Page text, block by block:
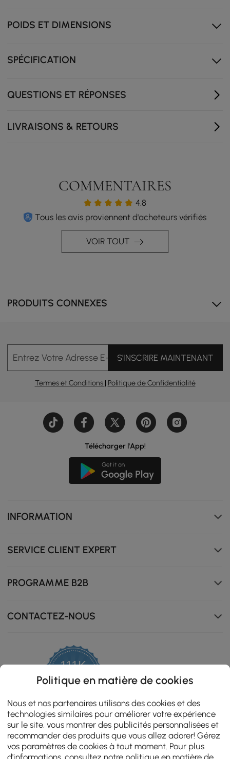
haute résilience
Aucun assemblage requis
POIDS ET DIMENSIONS
SPÉCIFICATION
QUESTIONS ET RÉPONSES
LIVRAISONS & RETOURS
COMMENTAIRES
4.8
Tous les avis proviennent d'acheteurs vérifiés
VOIR TOUT
PRODUITS CONNEXES
Entrez Votre Adresse E-mailS'INSCRIRE MAINTENANT
Termes et Conditions | Politique de Confidentialité
Télécharger l'App!
INFORMATION
SERVICE CLIENT EXPERT
PROGRAMME B2B
CONTACTEZ-NOUS
111K
star
ZERTIFIZIERTE BEWERTUNGEN
Politique en matière de cookies
Nous et nos partenaires utilisons des cookies et des
technologies similaires pour améliorer votre expérience
sur le site, vous montrer des publicités personnalisées et
recommander des produits que vous allez adorer! Gérez
vos paramètres de cookies à tout moment. Pour plus
d'informations, consultez notre politique en matière de